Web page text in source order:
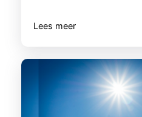
Lees meer